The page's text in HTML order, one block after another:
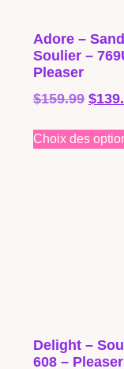
Adore –
Soulier –
Pleaser
$159.99 $
Choix des
Delight –
608 – Pleaser